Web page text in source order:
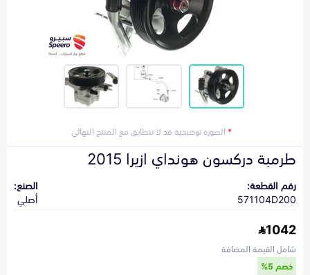
*الصورة توضيحية قد لا تتطابق مع المنتج النهائي
طرمبة دركسون هونداي ازيرا 2015
رقم القطعة:
571104D200
الصنع:
أصلي
1042
شامل القيمة المضافة
خصم 5%